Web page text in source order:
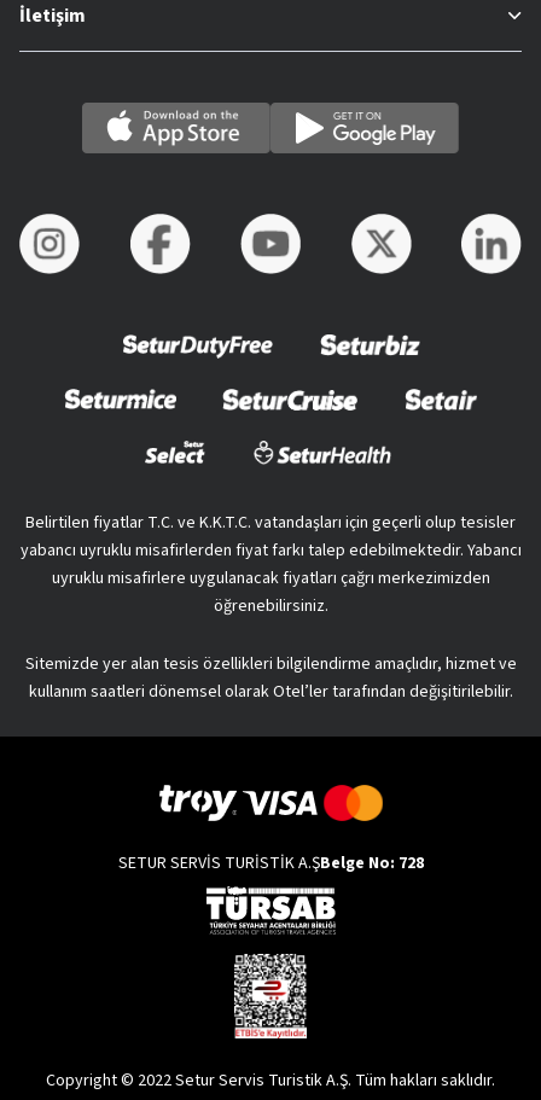
İletişim
Belirtilen fiyatlar T.C. ve K.K.T.C. vatandaşları için geçerli olup tesisler
yabancı uyruklu misafirlerden fiyat farkı talep edebilmektedir. Yabancı
uyruklu misafirlere uygulanacak fiyatları çağrı merkezimizden
öğrenebilirsiniz.
Sitemizde yer alan tesis özellikleri bilgilendirme amaçlıdır, hizmet ve
kullanım saatleri dönemsel olarak Otel’ler tarafından değişitirilebilir.
SETUR SERVİS TURİSTİK A.ŞBelge No: 728
Copyright © 2022 Setur Servis Turistik A.Ş. Tüm hakları saklıdır.